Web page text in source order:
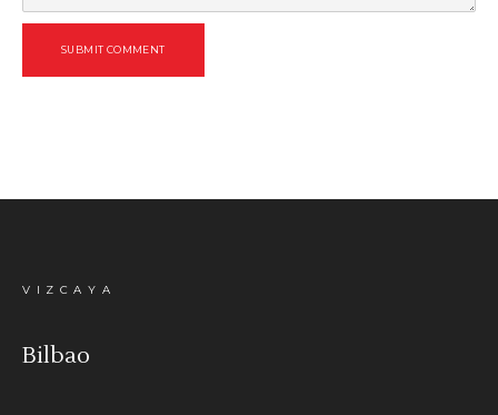
SUBMIT COMMENT
VIZCAYA
Bilbao